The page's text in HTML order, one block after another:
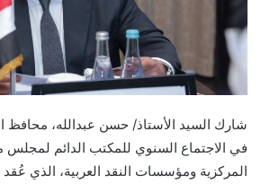
شارك السيد الأستاذ/ حسن عبدالله، محافظ
في الاجتماع السنوي للمكتب الدائم لمجلس
المركزية ومؤسسات النقد العربية، الذي عُقد